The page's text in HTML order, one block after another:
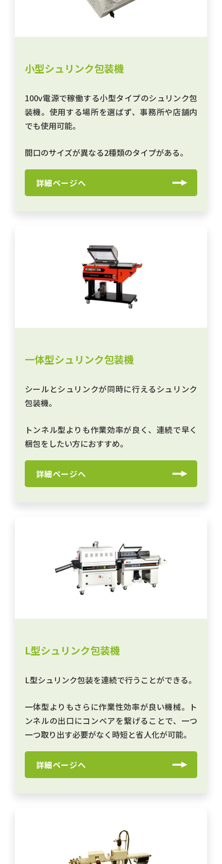
小型シュリンク包装機
100v電源で稼働する小型タイプのシュリンク包
装機。使用する場所を選ばず、事務所や店舗内
でも使用可能。
間口のサイズが異なる2種類のタイプがある。
詳細ページへ
一体型シュリンク包装機
シールとシュリンクが同時に行えるシュリンク
包装機。
トンネル型よりも作業効率が良く、連続で早く
梱包をしたい方におすすめ。
詳細ページへ
L型シュリンク包装機
L型シュリンク包装を連続で行うことができる。
一体型よりもさらに作業性効率が良い機械。ト
ンネルの出口にコンベアを繋げることで、一つ
一つ取り出す必要がなく時短と省人化が可能。
詳細ページへ